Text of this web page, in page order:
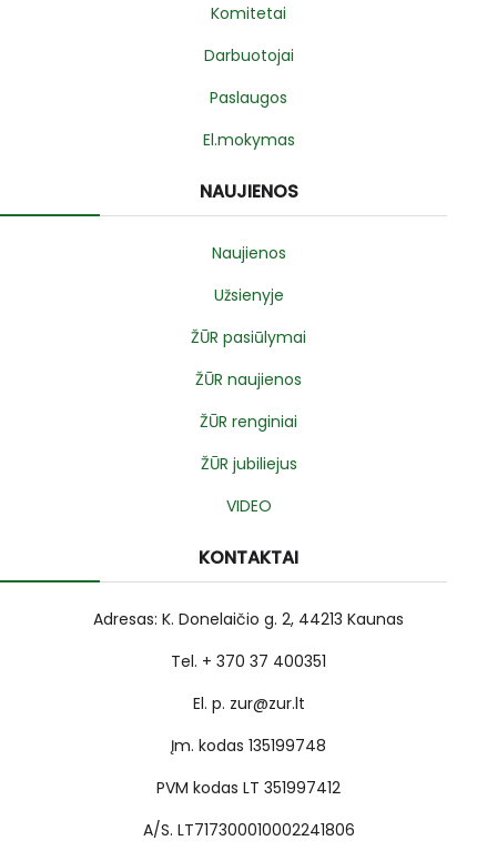
Komitetai
Darbuotojai
Paslaugos
El.mokymas
NAUJIENOS
Naujienos
Užsienyje
ŽŪR pasiūlymai
ŽŪR naujienos
ŽŪR renginiai
ŽŪR jubiliejus
VIDEO
KONTAKTAI
Adresas: K. Donelaičio g. 2, 44213 Kaunas
Tel. + 370 37 400351
El. p. zur@zur.lt
Įm. kodas 135199748
PVM kodas LT 351997412
A/S. LT717300010002241806